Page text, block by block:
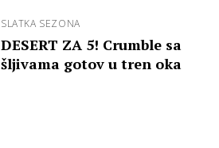
SLATKA SEZONA
DESERT ZA 5! Crumble sa
šljivama gotov u tren oka